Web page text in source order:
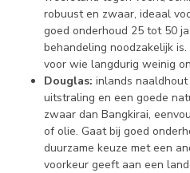
robuust en zwaar, ideaal
goed onderhoud 25 tot 50
behandeling noodzakelijk
voor wie langdurig weinig
Douglas: inlands
uitstraling en een goede
zwaar dan Bangkirai,
of olie. Gaat bij goed
duurzame keuze met een
voorkeur geeft aan een